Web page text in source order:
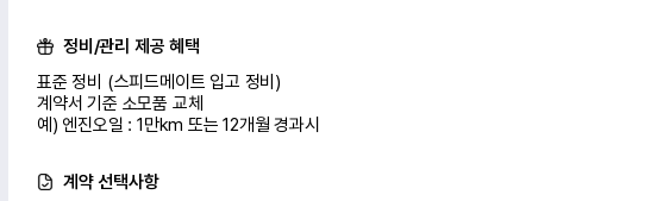
정비/관리 제공 혜택
표준 정비 (스피드메이트 입고 정비)
계약서 기준 소모품 교체
예) 엔진오일 : 1만km 또는 12개월 경과시
계약 선택사항